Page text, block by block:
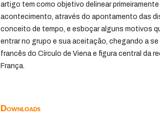
artigo tem como objetivo delinear primeiramente
acontecimento, através do apontamento das
conceito de tempo, e esboçar alguns motivos
entrar no grupo e sua aceitação, chegando a
francês do Círculo de Viena e figura central da
França.
Downloads